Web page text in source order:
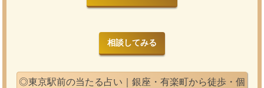
相談してみる
◎東京駅前の当たる占い｜銀座・有楽町から徒歩・個